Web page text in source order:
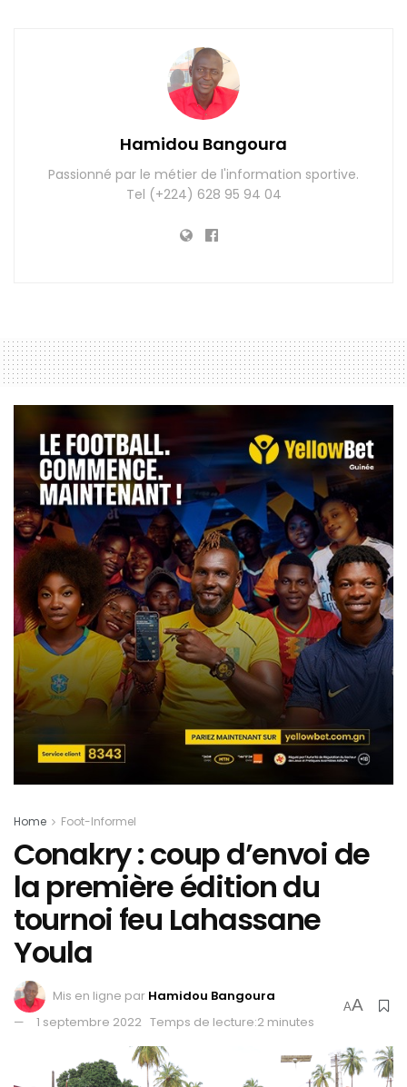
Hamidou Bangoura
Passionné par le métier de l'information sportive.
Tel (+224) 628 95 94 04
Home Foot-Informel
Conakry : coup d’envoi de
la première édition du
tournoi feu Lahassane
Youla
Mis en ligne par Hamidou Bangoura
1 septembre 2022 Temps de lecture:2 minutes
AA